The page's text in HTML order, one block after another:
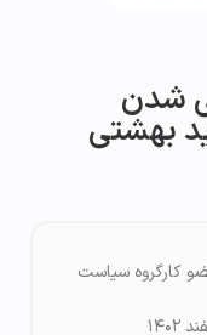
شدن
بهشتی
کارگروه سیاست